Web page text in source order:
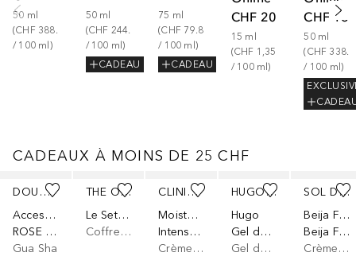
50 ml
(CHF 388.00
/ 100 ml )
50 ml
(CHF 244.80
/ 100 ml)
CADEAU
75 ml
(CHF 79.87
/ 100 ml )
CADEAU
CHF 203.00
15 ml
(CHF 1,353.33
/ 100 ml)
CHF
50 ml
(CHF
/ 100 ml )
CADEAUX À MOINS DE 25 CHF
DOUGLAS COLLECTION
Accessoires
ROSE QUARTZ GUA SHA
Gua Sha
THE ORDINARY
Le Set Quotidien
Coffret soin visage
CLINIQUE
Moisture Surge™
Intense 72H lipid-replenishing Hydrator
Crème de Jour
HUGO BOSS
Hugo
Gel douche
Gel douche
SOL DE JANEIRO
Beija Flor
Beija Flor™ Elasti-Cream
Crème pour le corps